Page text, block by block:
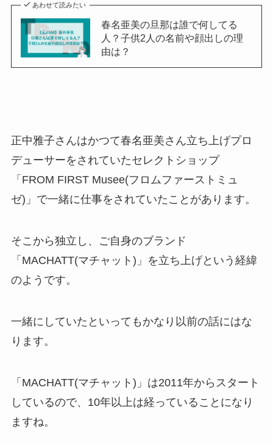
あわせて読みたい
春名亜美の旦那は誰で何してる
人？子供2人の名前や顔出しの理
由は？
正中雅子さんはかつて春名亜美さん立ち上げプロ
デューサーをされていたセレクトショップ
「 FROM FIRST Musee(フロムファーストミュ
ゼ) 」で一緒に仕事をされていたことがあります。
そこから独立し、ご自身のブランド
「MACHATT(マチャット)」を立ち上げという経緯
のようです。
一緒にしていたといってもかなり以前の話にはな
ります。
「MACHATT(マチャット)」は2011年からスタート
しているので、10年以上は経っていることになり
ますね。